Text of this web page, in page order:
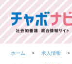
ホーム 求人情報